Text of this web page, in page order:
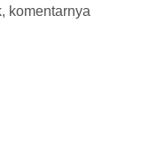
komentarnya